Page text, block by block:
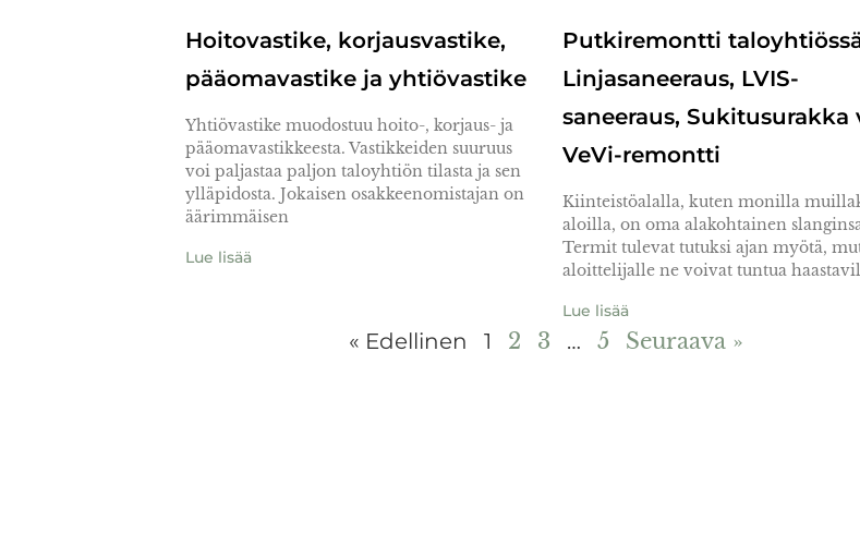
Hoitovastike, korjausvastike,
pääomavastike ja yhtiövastike
Yhtiövastike muodostuu hoito-, korjaus- ja
pääomavastikkeesta. Vastikkeiden suuruus
voi paljastaa paljon taloyhtiön tilasta ja sen
ylläpidosta. Jokaisen osakkeenomistajan on
äärimmäisen
Lue lisää
Putkiremontti
Linjasaneeraus, LVIS-
saneeraus, Sukitusurakka
VeVi-remontti
Kiinteistöalalla, kuten monilla
aloilla, on oma alakohtainen
Termit tulevat tutuksi ajan myötä,
aloittelijalle ne voivat tuntua
Lue lisää
« Edellinen 1 2 3 … 5 Seuraava »